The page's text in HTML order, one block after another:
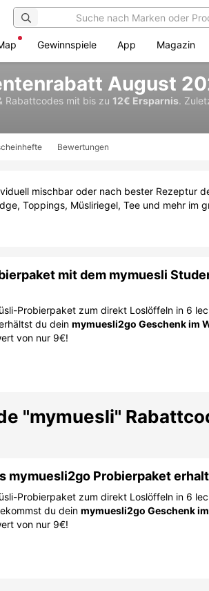
Gewinnspiele App Magazin
August
Rabattcodes mit bis zu 12€ Ersparnis.
Bewertungen
mischbar oder nach bester Rezeptur
Toppings, Müsliriegel, Tee und mehr
mit dem mymuesli
Probierpaket zum direkt Loslöffeln in 6
du dein mymuesli2go Geschenk im
von nur 9€!
"mymuesli"
mymuesli2go Probierpaket
Probierpaket zum direkt Loslöffeln in 6
du dein mymuesli2go Geschenk
von nur 9€!